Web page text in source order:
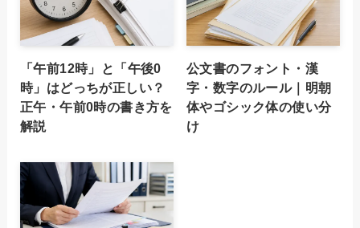
「午前12時」と「午後0
時」はどっちが正しい？
正午・午前0時の書き方を
解説
公文書のフォント・漢
字・数字のルール｜明朝
体やゴシック体の使い分
け